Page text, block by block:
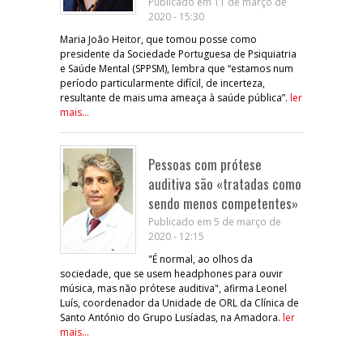
2020 - 15:30
Maria João Heitor, que tomou posse como
presidente da Sociedade Portuguesa de Psiquiatria
e Saúde Mental (SPPSM), lembra que “estamos num
período particularmente difícil, de incerteza,
resultante de mais uma ameaça à saúde pública”. ler
mais...
Pessoas com prótese
auditiva são «tratadas como
sendo menos competentes»
Publicado em 5 de março de
2020 - 12:15
"É normal, ao olhos da
sociedade, que se usem headphones para ouvir
música, mas não prótese auditiva", afirma Leonel
Luís, coordenador da Unidade de ORL da Clínica de
Santo António do Grupo Lusíadas, na Amadora. ler
mais...